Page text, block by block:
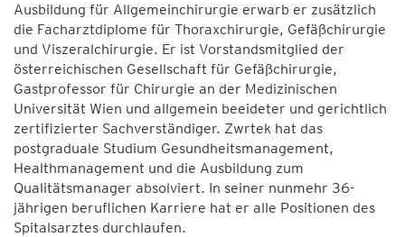
Ausbildung für Allgemeinchirurgie erwarb er zusätzlich
die Facharztdiplome für Thoraxchirurgie, Gefäßchirurgie
und Viszeralchirurgie. Er ist Vorstandsmitglied der
österreichischen Gesellschaft für Gefäßchirurgie,
Gastprofessor für Chirurgie an der Medizinischen
Universität Wien und allgemein beeideter und gerichtlich
zertifizierter Sachverständiger. Zwrtek hat das
postgraduale Studium Gesundheitsmanagement,
Healthmanagement und die Ausbildung zum
Qualitätsmanager absolviert. In seiner nunmehr 36-
jährigen beruflichen Karriere hat er alle Positionen des
Spitalsarztes durchlaufen.